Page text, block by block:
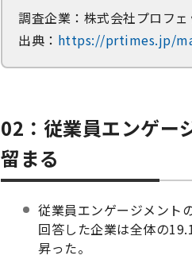
調査企業：株式会社プロフ
出典： https://prtimes.jp/
02：従業員エンゲー
留まる
従業員エンゲージメント
回答した企業は全体の
昇った。